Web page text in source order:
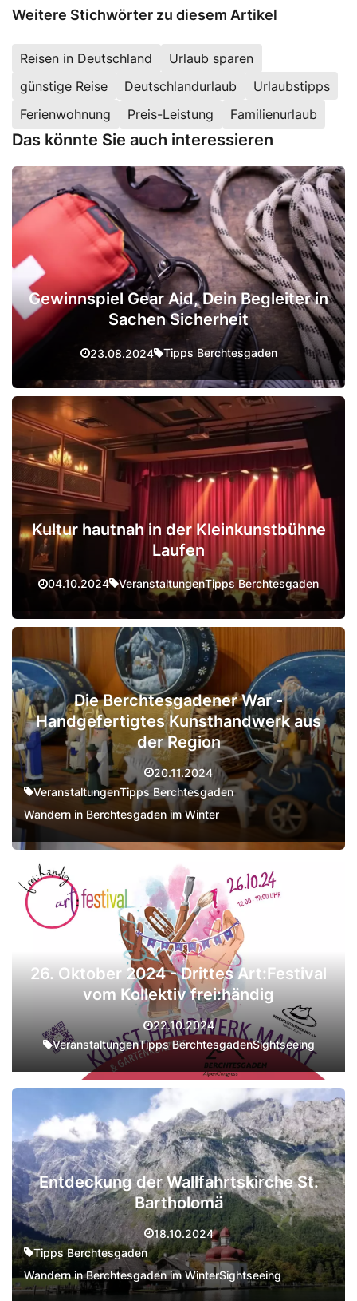
Weitere Stichwörter zu diesem Artikel
Reisen in Deutschland
Urlaub sparen
günstige Reise
Deutschlandurlaub
Urlaubstipps
Ferienwohnung
Preis-Leistung Familienurlaub
Das könnte Sie auch interessieren
Gewinnspiel Gear Aid, Dein Begleiter in
Sachen Sicherheit
23.08.2024 Tipps Berchtesgaden
Kultur hautnah in der Kleinkunstbühne
Laufen
04.10.2024 VeranstaltungenTipps Berchtesgaden
Die Berchtesgadener War -
Handgefertigtes Kunsthandwerk aus
der Region
20.11.2024
VeranstaltungenTipps Berchtesgaden
Wandern in Berchtesgaden im Winter
26. Oktober 2024 - Drittes Art:Festival
vom Kollektiv frei:händig
22.10.2024
VeranstaltungenTipps BerchtesgadenSightseeing
Entdeckung der Wallfahrtskirche St.
Bartholomä
18.10.2024
Tipps Berchtesgaden
Wandern in Berchtesgaden im WinterSightseeing